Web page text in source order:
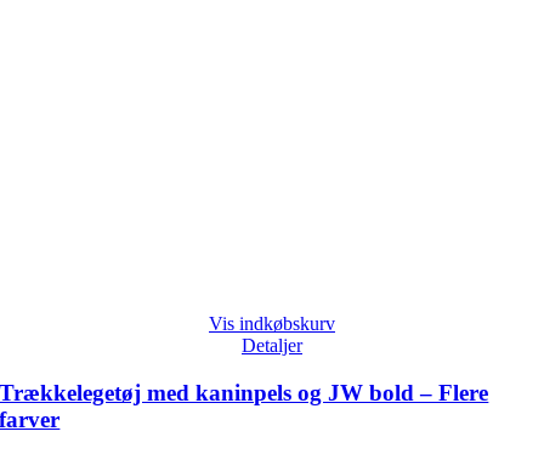
Vis indkøbskurv
Detaljer
Trækkelegetøj med kaninpels og JW bold – Flere
farver